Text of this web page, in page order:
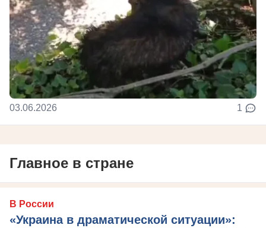
03.06.2026 1
Главное в стране
В России
«Украина в драматической ситуации»: